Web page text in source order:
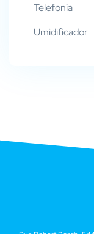
Telefonia
Umidificador